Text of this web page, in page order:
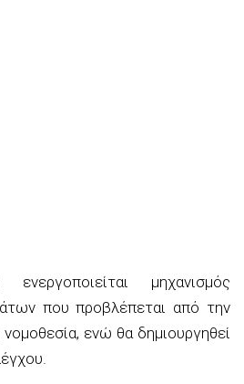
μηχανισμός
που προβλέπεται από την
ενώ θα δημιουργηθεί